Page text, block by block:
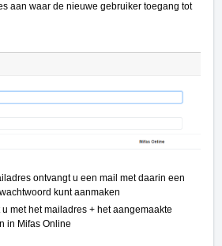
aan waar de nieuwe gebruiker toegang tot
ontvangt u een mail met daarin een
kunt aanmaken
met het mailadres + het aangemaakte
in Mifas Online